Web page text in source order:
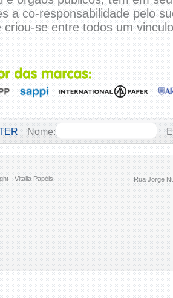
a co-responsabilidade pelo
criou-se entre todos um
Nome:
- Vitalia Papéis Rua Jorge